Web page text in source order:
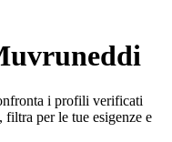
i profili verificati
per le tue esigenze e